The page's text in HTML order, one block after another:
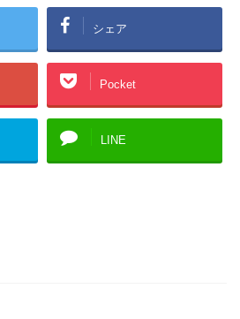
シェア
Pocket
LINE